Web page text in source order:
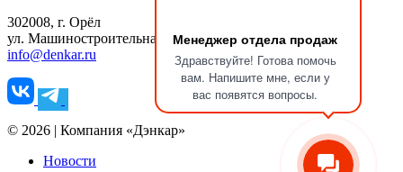
Менеджер отдела продаж
Здравствуйте! Готова помочь
вам. Напишите мне, если у
вас появятся вопросы.
302008, г. Орёл
ул. Машиностроительная, д. 6, пом. 10
info@denkar.ru
© 2026 | Компания «Дэнкар»
Новости